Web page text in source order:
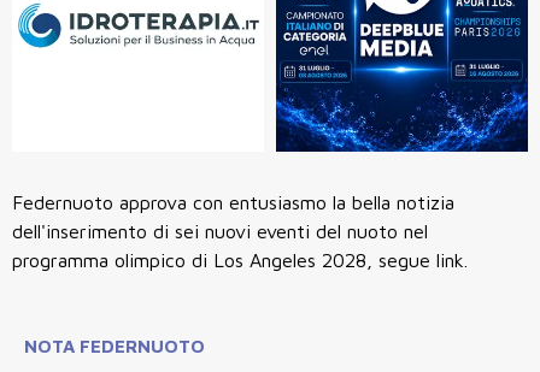
Federnuoto approva con entusiasmo la bella notizia
dell'inserimento di sei nuovi eventi del nuoto nel
programma olimpico di Los Angeles 2028, segue link.
NOTA FEDERNUOTO